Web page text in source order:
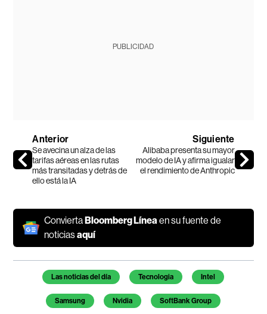
PUBLICIDAD
Anterior
Se avecina un alza de las
tarifas aéreas en las rutas
más transitadas y detrás de
ello está la IA
Siguiente
Alibaba presenta su mayor
modelo de IA y afirma igualar
el rendimiento de Anthropic
ConviertaBloomberg Líneaen su fuente de
noticiasaquí
Temas de este artículo
Las noticias del día Tecnologia Intel
Samsung Nvidia SoftBank Group